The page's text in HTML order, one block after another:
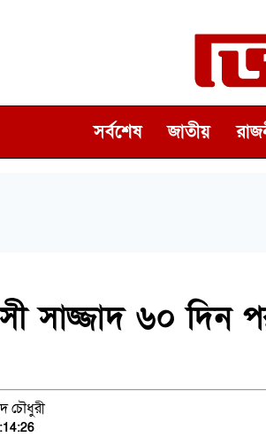
সর্বশেষ জাতীয়
সাজ্জাদ ৬০ দিন
চৌধুরী